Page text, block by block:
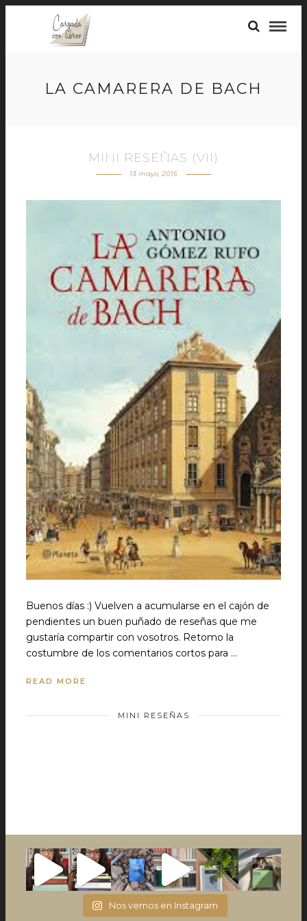
LA CAMARERA DE BACH
MINI RESEÑAS (VII)
13 mayo, 2015
Buenos días :) Vuelven a acumularse en el cajón de
pendientes un buen puñado de reseñas que me
gustaría compartir con vosotros. Retomo la
costumbre de los comentarios cortos para …
READ MORE
MINI RESEÑAS
Nos vemos en Instagram